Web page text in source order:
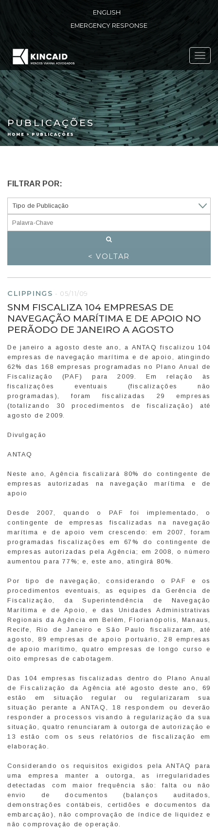
ENGLISH
EMERGENCY RESPONSE
PUBLICAÇÕES
HOME > PUBLICAÇÕES
FILTRAR POR:
< VOLTAR
CLIPPINGS -05/11/09
SNM FISCALIZA 104 EMPRESAS DE
NAVEGAÇÃO MARÍTIMA E DE APOIO NO
PERÃODO DE JANEIRO A AGOSTO
De janeiro a agosto deste ano, a ANTAQ fiscalizou 104
empresas de navegação marítima e de apoio, atingindo
62% das 168 empresas programadas no Plano Anual de
Fiscalização (PAF) para 2009. Em relação às
fiscalizações eventuais (fiscalizações não
programadas), foram fiscalizadas 29 empresas
(totalizando 30 procedimentos de fiscalização) até
agosto de 2009.
Divulgação
ANTAQ
Neste ano, Agência fiscalizará 80% do contingente de
empresas autorizadas na navegação marítima e de
apoio
Desde 2007, quando o PAF foi implementado, o
contingente de empresas fiscalizadas na navegação
marítima e de apoio vem crescendo: em 2007, foram
programadas fiscalizações em 67% do contingente de
empresas autorizadas pela Agência; em 2008, o número
aumentou para 77%; e, este ano, atingirá 80%.
Por tipo de navegação, considerando o PAF e os
procedimentos eventuais, as equipes da Gerência de
Fiscalização, da Superintendência de Navegação
Marítima e de Apoio, e das Unidades Administrativas
Regionais da Agência em Belém, Florianópolis, Manaus,
Recife, Rio de Janeiro e São Paulo fiscalizaram, até
agosto, 89 empresas de apoio portuário, 28 empresas
de apoio marítimo, quatro empresas de longo curso e
oito empresas de cabotagem.
Das 104 empresas fiscalizadas dentro do Plano Anual
de Fiscalização da Agência até agosto deste ano, 69
estão em situação regular ou regularizaram sua
situação perante a ANTAQ, 18 respondem ou deverão
responder a processos visando à regularização da sua
situação, quatro renunciaram à outorga de autorização e
13 estão com os seus relatórios de fiscalização em
elaboração.
Considerando os requisitos exigidos pela ANTAQ para
uma empresa manter a outorga, as irregularidades
detectadas com maior frequência são: falta ou não
envio de documentos (balanços auditados,
demonstrações contábeis, certidões e documentos da
embarcação), não comprovação de índice de liquidez e
não comprovação de operação.